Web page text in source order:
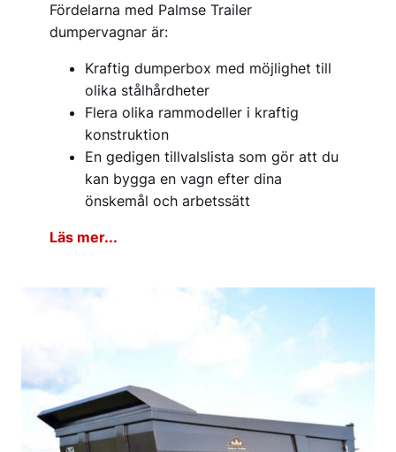
Fördelarna med Palmse Trailer
dumpervagnar är:
Kraftig dumperbox med möjlighet till
olika stålhårdheter
Flera olika rammodeller i kraftig
konstruktion
En gedigen tillvalslista som gör att du
kan bygga en vagn efter dina
önskemål och arbetssätt
Läs mer...